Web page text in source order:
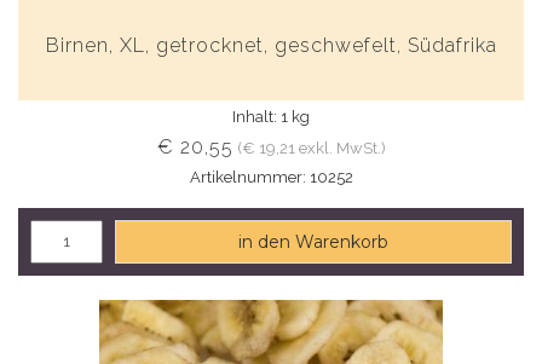
Birnen, XL, getrocknet, geschwefelt, Südafrika
Inhalt: 1 kg
€ 20,55 (€ 19,21 exkl. MwSt.)
Artikelnummer: 10252
in den Warenkorb